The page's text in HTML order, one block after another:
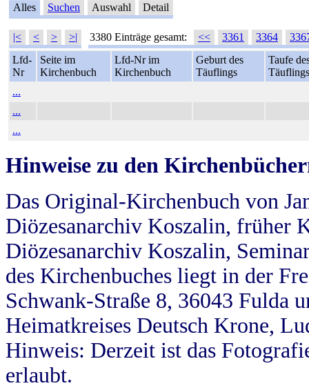
Alles Suchen Auswahl Detail
|< < > >| 3380 Einträge gesamt: << 3361 3364
Lfd-
Nr
Seite im
Kirchenbuch
Lfd-Nr im
Kirchenbuch
Geburt des
Täuflings
Taufe
Täuflings
...
...
...
Hinweise zu den
Das Original-Kirchenbuch von
Diözesanarchiv Koszalin, früher
Diözesanarchiv Koszalin,
des Kirchenbuches liegt in der
Schwank-Straße 8, 36043 Fulda
Heimatkreises Deutsch Krone,
Hinweis: Derzeit ist das
erlaubt.